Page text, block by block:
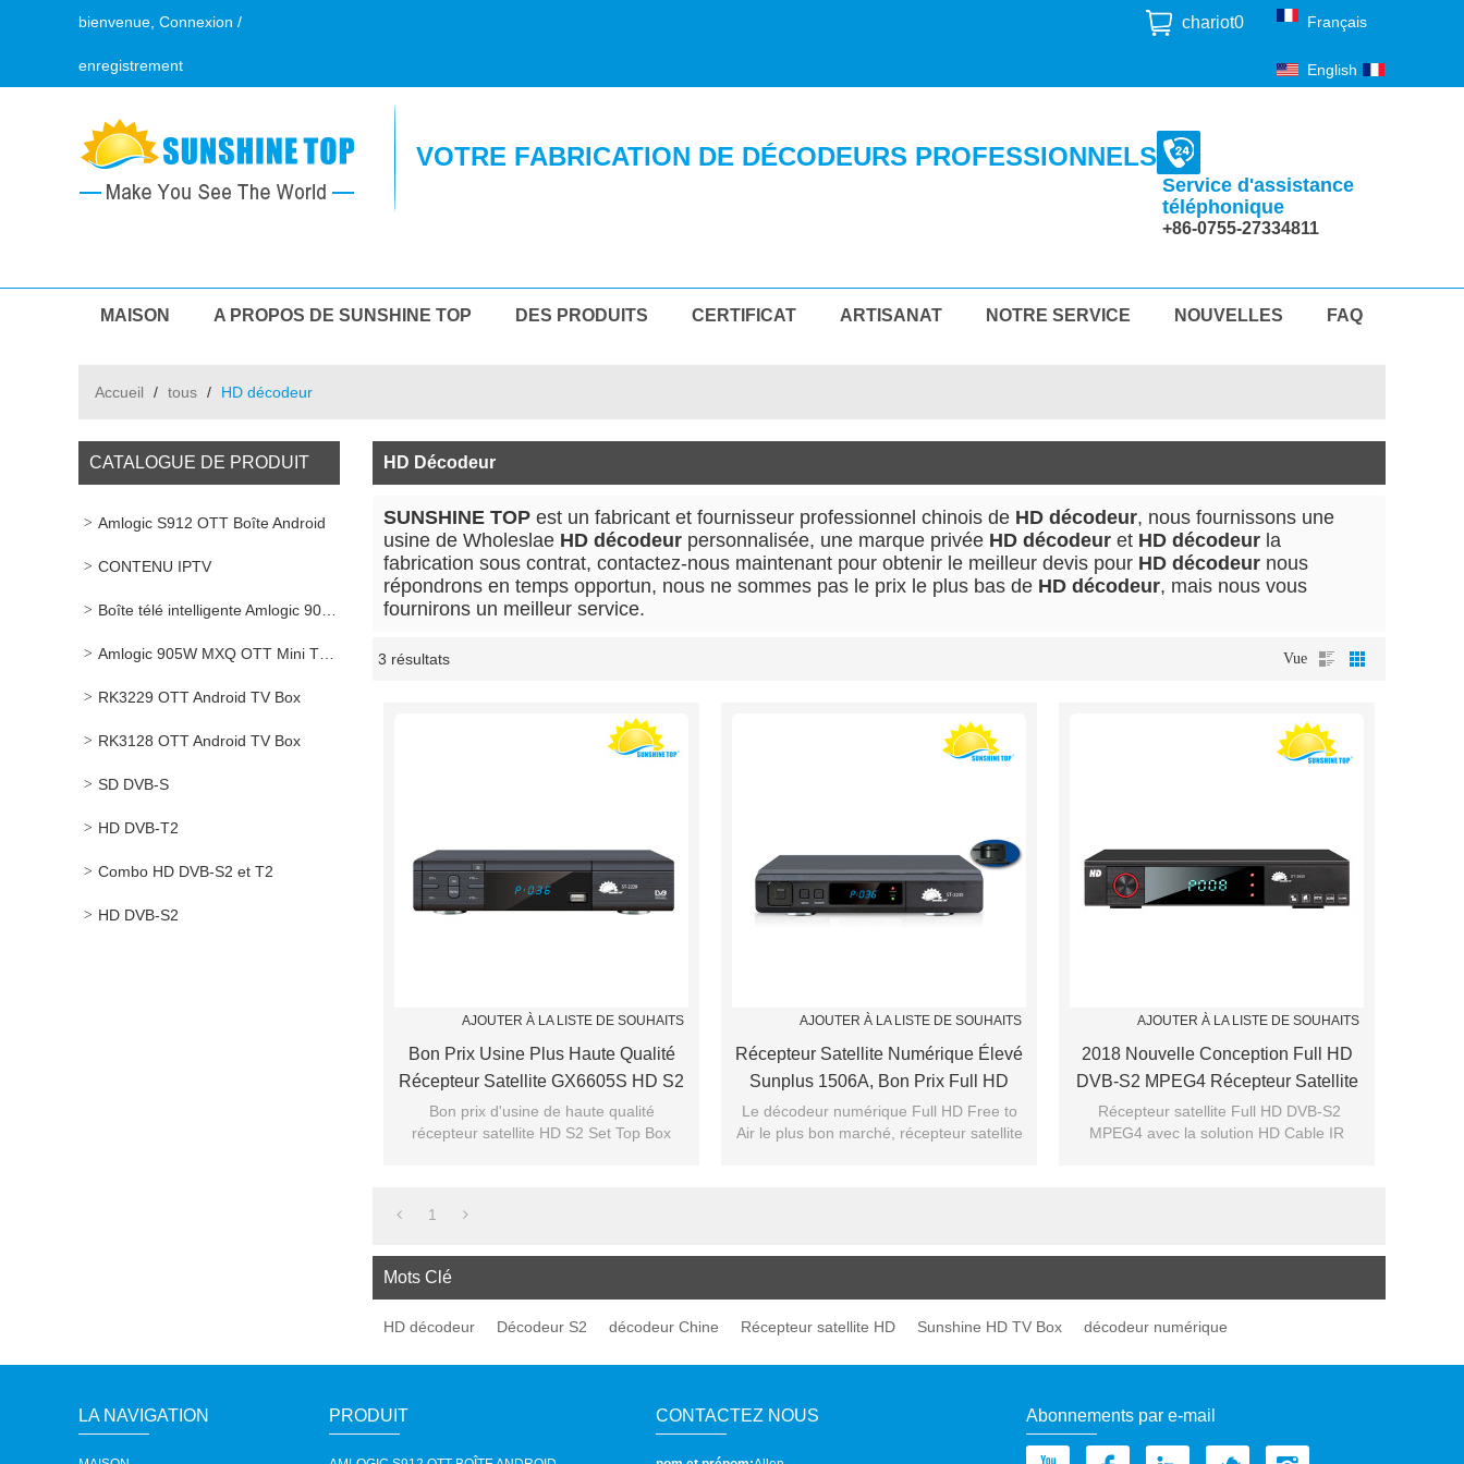
bienvenue, Connexion /
enregistrement
chariot0 Français
English
VOTRE FABRICATION DE DÉCODEURS PROFESSIONNELS
Service d'assistance
téléphonique
+86-0755-27334811
MAISON A PROPOS DE SUNSHINE TOP DES PRODUITS CERTIFICAT ARTISANAT NOTRE SERVICE NOUVELLES FAQ
Accueil / tous / HD décodeur
CATALOGUE DE PRODUIT
Amlogic S912 OTT Boîte Android
CONTENU IPTV
Boîte télé intelligente Amlogic 905X OTT
Amlogic 905W MXQ OTT Mini TV Box
RK3229 OTT Android TV Box
RK3128 OTT Android TV Box
SD DVB-S
HD DVB-T2
Combo HD DVB-S2 et T2
HD DVB-S2
HD Décodeur
SUNSHINE TOP est un fabricant et fournisseur professionnel chinois de HD décodeur, nous fournissons une
usine de Wholeslae HD décodeur personnalisée, une marque privée HD décodeur et HD décodeur la
fabrication sous contrat, contactez-nous maintenant pour obtenir le meilleur devis pour HD décodeur nous
répondrons en temps opportun, nous ne sommes pas le prix le plus bas de HD décodeur, mais nous vous
fournirons un meilleur service.
3 résultats Vue
vitrine
AJOUTER À LA LISTE DE SOUHAITS
Bon Prix Usine Plus Haute Qualité
Récepteur Satellite GX6605S HD S2
Décodeur
Bon prix d'usine de haute qualité
récepteur satellite HD S2 Set Top Box
AJOUTER À LA LISTE DE SOUHAITS
Récepteur Satellite Numérique Élevé
Sunplus 1506A, Bon Prix Full HD
Gratuit À Décodeur
Le décodeur numérique Full HD Free to
Air le plus bon marché, récepteur satellite
AJOUTER À LA LISTE DE SOUHAITS
2018 Nouvelle Conception Full HD
DVB-S2 MPEG4 Récepteur Satellite
Décodeur
Récepteur satellite Full HD DVB-S2
MPEG4 avec la solution HD Cable IR
1
Mots Clé
HD décodeur Décodeur S2 décodeur Chine Récepteur satellite HD Sunshine HD TV Box décodeur numérique
LA NAVIGATION PRODUIT CONTACTEZ NOUS Abonnements par e-mail